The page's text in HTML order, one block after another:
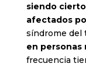
siendo
afectados
síndrome del
en personas
frecuencia